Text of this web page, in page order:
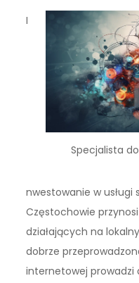
Specjalista
I
nwestowanie w usługi
Częstochowie
działających na
dobrze
internetowej prowadzi